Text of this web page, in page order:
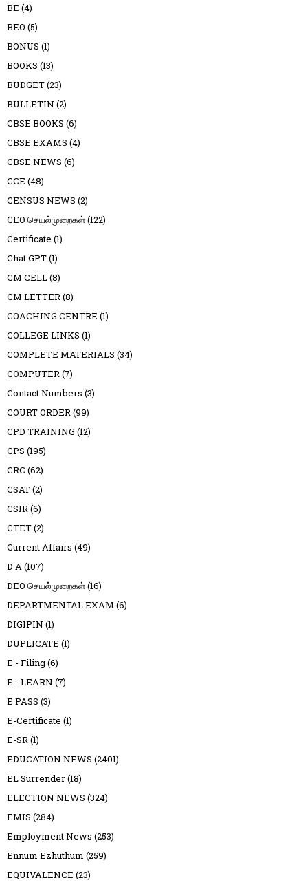
BE (4)
BEO (5)
BONUS (1)
BOOKS (13)
BUDGET(23)
BULLETIN (2)
CBSE BOOKS (6)
CBSE EXAMS (4)
CBSE NEWS (6)
CCE (48)
CENSUS NEWS (2)
CEO செயல்முறைகள்(122)
Certificate (1)
Chat GPT(1)
CM CELL(8)
CM LETTER(8)
COACHING CENTRE (1)
COLLEGE LINKS (1)
COMPLETE MATERIALS (34)
COMPUTER(7)
Contact Numbers (3)
COURT ORDER(99)
CPD TRAINING (12)
CPS (195)
CRC (62)
CSAT(2)
CSIR(6)
CTET(2)
Current Affairs (49)
D A(107)
DEO செயல்முறைகள்(16)
DEPARTMENTAL EXAM (6)
DIGIPIN (1)
DUPLICATE (1)
E - Filing(6)
E - LEARN (7)
E PASS (3)
E-Certificate (1)
E-SR(1)
EDUCATION NEWS (2401)
EL Surrender(18)
ELECTION NEWS (324)
EMIS (284)
Employment News (253)
Ennum Ezhuthum (259)
EQUIVALENCE (23)